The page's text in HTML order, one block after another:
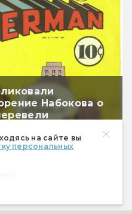
на сайте вы
персональных
Набокова о